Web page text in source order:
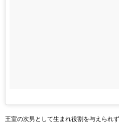
王室の次男として生まれ役割を与えられ